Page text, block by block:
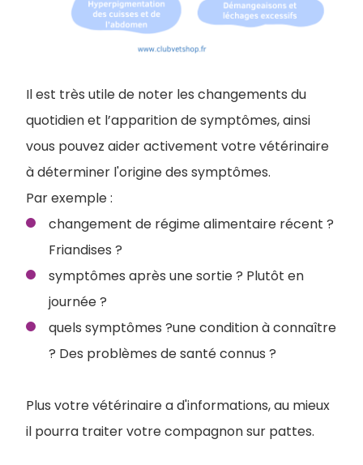
Il est très utile de noter les changements du
quotidien et l’apparition de symptômes, ainsi
vous pouvez aider activement votre vétérinaire
à déterminer l'origine des symptômes.
Par exemple :
changement de régime alimentaire récent ?
Friandises ?
symptômes après une sortie ? Plutôt en
journée ?
quels symptômes ?une condition à connaître
? Des problèmes de santé connus ?
Plus votre vétérinaire a d'informations, au mieux
il pourra traiter votre compagnon sur pattes.